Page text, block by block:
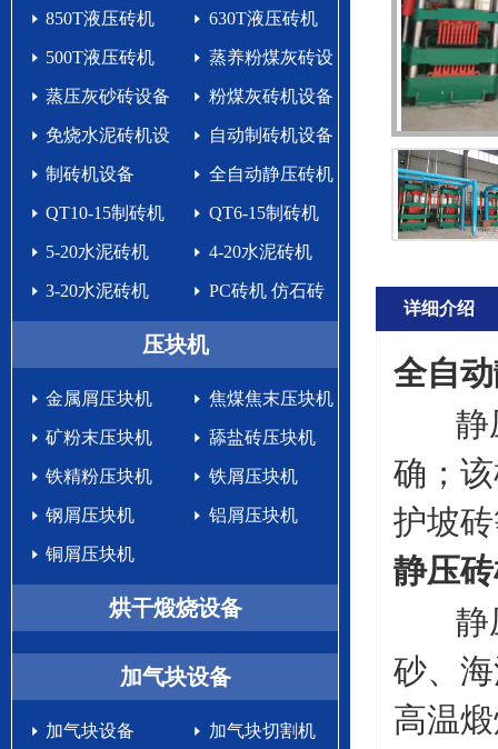
850T液压砖机 630T液压砖机
500T液压砖机 蒸养粉煤灰砖设
蒸压灰砂砖设备 粉煤灰砖机设备
免烧水泥砖机设
备生产线
自动制砖机设备
生产线
制砖机设备 全自动静压砖机
QT10-15制砖机 QT6-15制砖机
5-20水泥砖机 4-20水泥砖机
3-20水泥砖机 PC砖机 仿石砖
生产设备
压块机
金属屑压块机 焦煤焦末压块机
矿粉末压块机 舔盐砖压块机
铁精粉压块机 铁屑压块机
钢屑压块机 铝屑压块机
铜屑压块机
烘干煅烧设备
加气块设备
加气块设备 加气块切割机
详细介绍
全自
静压
确；
护坡
静压
静压
砂、
高温